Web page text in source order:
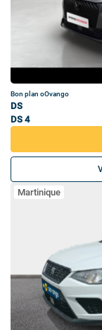
Bon plan oOvango
DS
DS 4
Martinique